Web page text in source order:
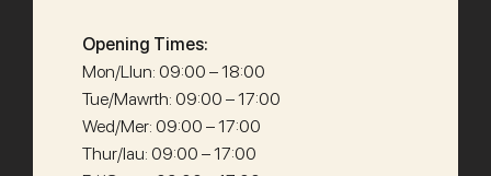
Opening Times:
Mon/Llun: 09:00 – 18:00
Tue/Mawrth: 09:00 – 17:00
Wed/Mer: 09:00 – 17:00
Thur/Iau: 09:00 – 17:00